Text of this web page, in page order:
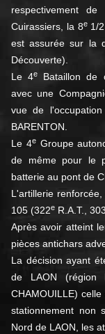
respectivement
Cuirassiers, la 8e1/2
est assurée sur la
Découverte).
Le 4e
Bataillon de
avec une
vue de
BARENTON.
Le 4eGroupe
de même pour le
batterie au pont de
L'artillerie
105 (322e R.A.T., 303
Après avoir atteint
pièces antichars
La décision ayant
de LAON (région
CHAMOUILLE)
stationnement non
Nord de LAON, les